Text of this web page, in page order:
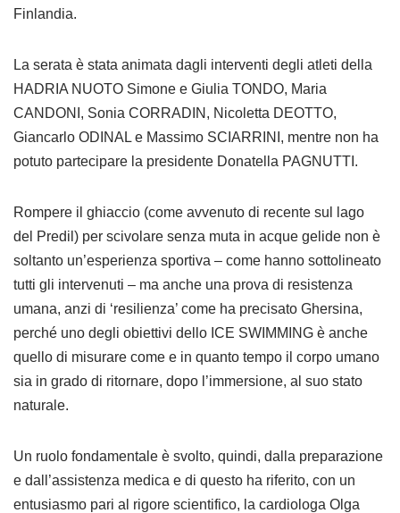
Finlandia.
La serata è stata animata dagli interventi degli atleti della
HADRIA NUOTO Simone e Giulia TONDO, Maria
CANDONI, Sonia CORRADIN, Nicoletta DEOTTO,
Giancarlo ODINAL e Massimo SCIARRINI, mentre non ha
potuto partecipare la presidente Donatella PAGNUTTI.
Rompere il ghiaccio (come avvenuto di recente sul lago
del Predil) per scivolare senza muta in acque gelide non è
soltanto un’esperienza sportiva – come hanno sottolineato
tutti gli intervenuti – ma anche una prova di resistenza
umana, anzi di ‘resilienza’ come ha precisato Ghersina,
perché uno degli obiettivi dello ICE SWIMMING è anche
quello di misurare come e in quanto tempo il corpo umano
sia in grado di ritornare, dopo l’immersione, al suo stato
naturale.
Un ruolo fondamentale è svolto, quindi, dalla preparazione
e dall’assistenza medica e di questo ha riferito, con un
entusiasmo pari al rigore scientifico, la cardiologa Olga